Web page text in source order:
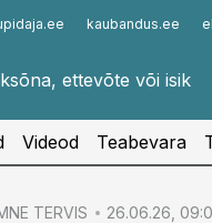
kaubandus.ee
Infopank
Videod Teabevara
TERVIS 26.06.26,